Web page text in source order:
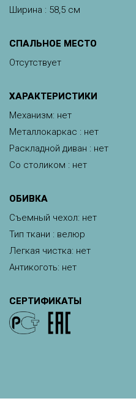
Ширина : 58,5 см
СПАЛЬНОЕ МЕСТО
Отсутствует
ХАРАКТЕРИСТИКИ
Механизм: нет
Металлокаркас : нет
Раскладной диван : нет
Со столиком : нет
ОБИВКА
Съемный чехол: нет
Тип ткани : велюр
Легкая чистка: нет
Антикоготь: нет
СЕРТИФИКАТЫ